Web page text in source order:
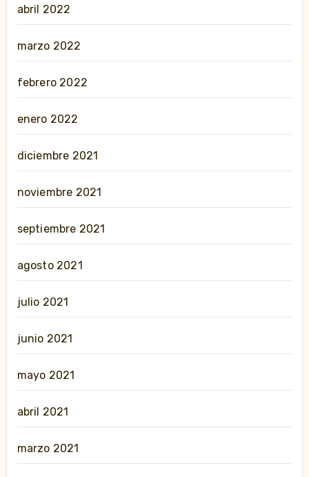
abril 2022
marzo 2022
febrero 2022
enero 2022
diciembre 2021
noviembre 2021
septiembre 2021
agosto 2021
julio 2021
junio 2021
mayo 2021
abril 2021
marzo 2021